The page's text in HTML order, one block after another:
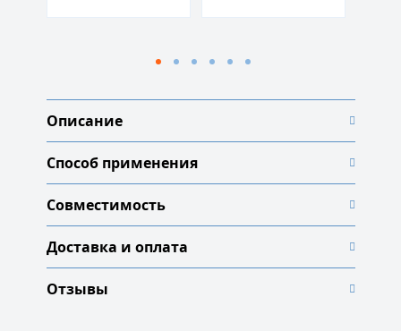
Описание
Способ применения
Совместимость
Доставка и оплата
Отзывы